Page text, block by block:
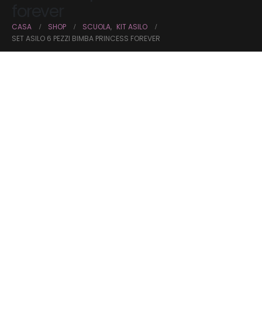
CASA SHOP SCUOLA, KIT ASILO
SET ASILO 6 PEZZI BIMBA PRINCESS FOREVER